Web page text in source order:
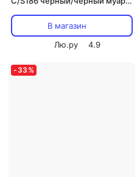
В магазин
Лю.ру
4.9
- 33 %